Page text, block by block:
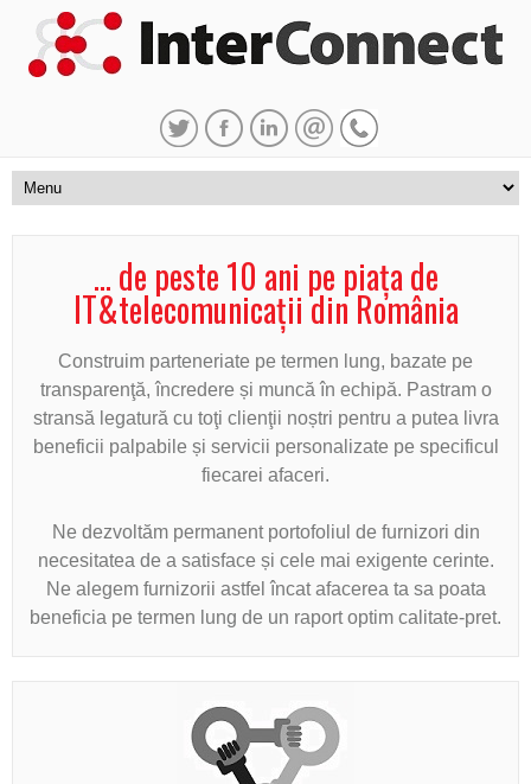
... de peste 10 ani pe piața de
IT&telecomunicații din România
Construim parteneriate pe termen lung, bazate pe
transparenţă, încredere și muncă în echipă. Pastram o
stransă legatură cu toţi clienţii noștri pentru a putea livra
beneficii palpabile și servicii personalizate pe specificul
fiecarei afaceri.
Ne dezvoltăm permanent portofoliul de furnizori din
necesitatea de a satisface și cele mai exigente cerinte.
Ne alegem furnizorii astfel încat afacerea ta sa poata
beneficia pe termen lung de un raport optim calitate-pret.